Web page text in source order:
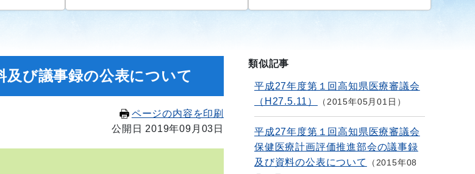
及び議事録の公表について
ページの内容を印刷
公開日 2019年09月03日
類似記事
平成27年度第１回高知県医療審議会
（H27.5.11）
2015年05月01日
平成27年度第１回高知県医療審議会
保健医療計画評価推進部会の議事録
及び資料の公表について
2015年08